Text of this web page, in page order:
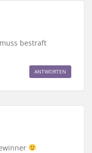
bestraft
ANTWORTEN